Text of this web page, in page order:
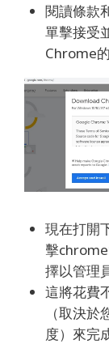
閱讀條款
單擊接受
Chrome
現在打開
擊
擇以管理
這將花費
（取決
度）來完